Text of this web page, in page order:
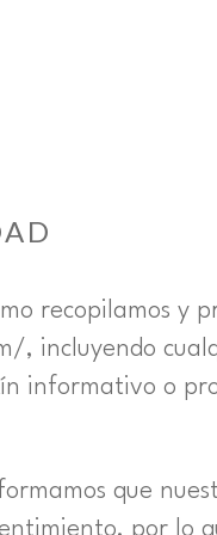
recopilamos y
, incluyendo
informativo o
que